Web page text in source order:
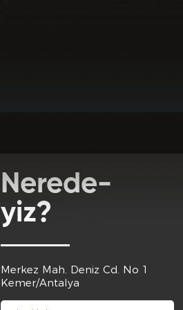
Nerede-
yiz?
Merkez Mah. Deniz Cd. No 1
Kemer/Antalya
Son
Club Inferno
Club Inferno